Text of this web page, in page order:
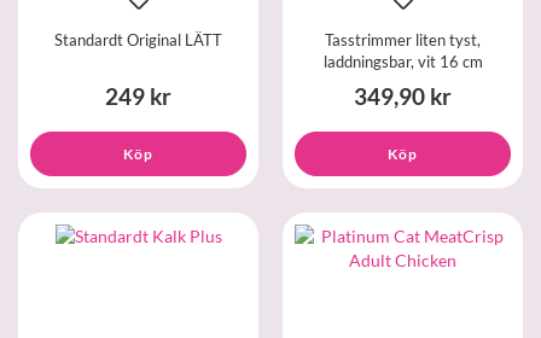
Standardt Original LÄTT
249 kr
Köp
Tasstrimmer liten tyst,
laddningsbar, vit 16 cm
349,90 kr
Köp